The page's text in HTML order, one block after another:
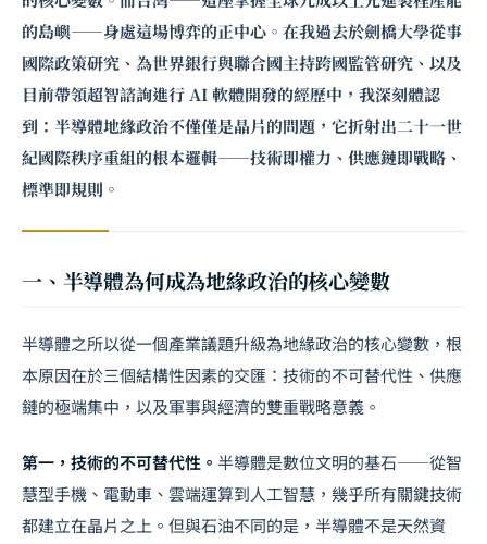
的島嶼——身處這場博弈的正中心。在我過去於劍橋大學從事
國際政策研究、為世界銀行與聯合國主持跨國監管研究、以及
目前帶領超智諮詢進行 AI 軟體開發的經歷中，我深刻體認
到：半導體地緣政治不僅僅是晶片的問題，它折射出二十一世
紀國際秩序重組的根本邏輯——技術即權力、供應鏈即戰略、
標準即規則。
一、半導體為何成為地緣政治的核心變數
半導體之所以從一個產業議題升級為地緣政治的核心變數，根
本原因在於三個結構性因素的交匯：技術的不可替代性、供應
鏈的極端集中，以及軍事與經濟的雙重戰略意義。
第一，技術的不可替代性。 半導體是數位文明的基石——從智
慧型手機、電動車、雲端運算到人工智慧，幾乎所有關鍵技術
都建立在晶片之上。但與石油不同的是，半導體不是天然資